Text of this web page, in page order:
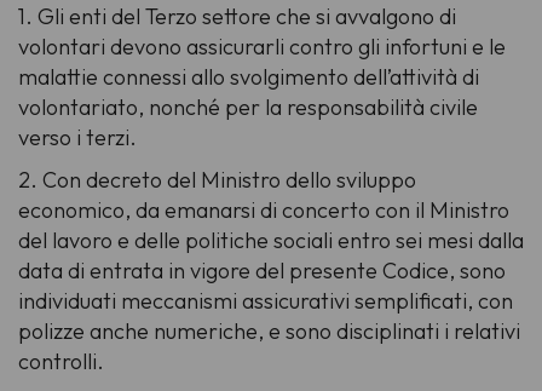
1. Gli enti del Terzo settore che si avvalgono di
volontari devono assicurarli contro gli infortuni e le
malattie connessi allo svolgimento dell’attività di
volontariato, nonché per la responsabilità civile
verso i terzi.
2. Con decreto del Ministro dello sviluppo
economico, da emanarsi di concerto con il Ministro
del lavoro e delle politiche sociali entro sei mesi dalla
data di entrata in vigore del presente Codice, sono
individuati meccanismi assicurativi semplificati, con
polizze anche numeriche, e sono disciplinati i relativi
controlli.